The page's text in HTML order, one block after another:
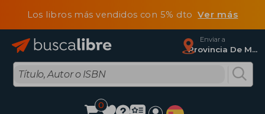
Los libros más vendidos con 5% dtoVer más
Enviar a
Provincia De Madrid
0